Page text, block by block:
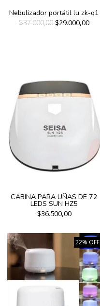
Nebulizador portátil lu zk-q1
$37.000,00 $29.000,00
CABINA PARA UÑAS DE 72
LEDS SUN HZ5
$36.500,00
22% OFF